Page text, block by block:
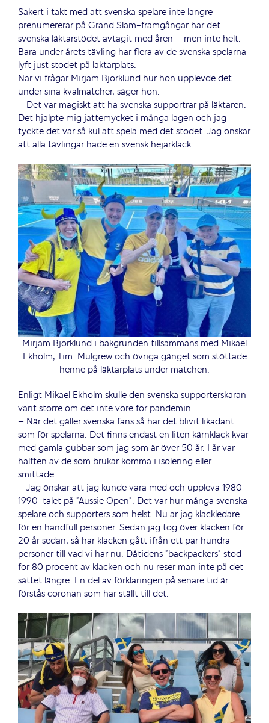
Säkert i takt med att svenska spelare inte längre
prenumererar på Grand Slam-framgångar har det
svenska läktarstödet avtagit med åren – men inte helt.
Bara under årets tävling har flera av de svenska spelarna
lyft just stödet på läktarplats.
När vi frågar Mirjam Björklund hur hon upplevde det
under sina kvalmatcher, säger hon:
– Det var magiskt att ha svenska supportrar på läktaren.
Det hjälpte mig jättemycket i många lägen och jag
tyckte det var så kul att spela med det stödet. Jag önskar
att alla tävlingar hade en svensk hejarklack.
Mirjam Björklund i bakgrunden tillsammans med Mikael
Ekholm, Tim. Mulgrew och övriga gänget som stöttade
henne på läktarplats under matchen.
Enligt Mikael Ekholm skulle den svenska supporterskaran
varit större om det inte vore för pandemin.
– När det gäller svenska fans så har det blivit likadant
som för spelarna. Det finns endast en liten kärnklack kvar
med gamla gubbar som jag som är över 50 år. I år var
hälften av de som brukar komma i isolering eller
smittade.
– Jag önskar att jag kunde vara med och uppleva 1980-
1990-talet på ”Aussie Open”. Det var hur många svenska
spelare och supporters som helst. Nu är jag klackledare
för en handfull personer. Sedan jag tog över klacken för
20 år sedan, så har klacken gått ifrån ett par hundra
personer till vad vi har nu. Dåtidens ”backpackers” stod
för 80 procent av klacken och nu reser man inte på det
sättet längre. En del av förklaringen på senare tid är
förstås coronan som har ställt till det.